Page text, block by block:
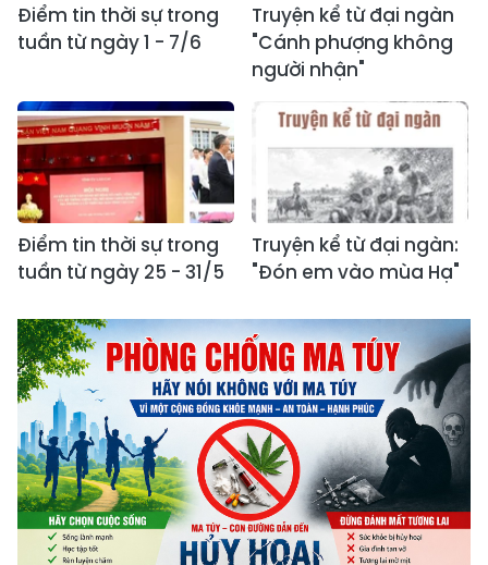
Điểm tin thời sự trong
tuần từ ngày 1 - 7/6
Truyện kể từ đại ngàn
"Cánh phượng không
người nhận"
Điểm tin thời sự trong
tuần từ ngày 25 - 31/5
Truyện kể từ đại ngàn:
"Đón em vào mùa Hạ"